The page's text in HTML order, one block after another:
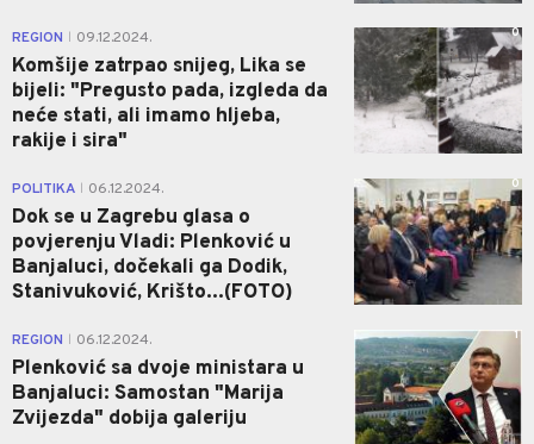
REGION 09.12.2024.
Komšije zatrpao snijeg, Lika se
bijeli: "Pregusto pada, izgleda da
neće stati, ali imamo hljeba,
rakije i sira"
0
POLITIKA 06.12.2024.
Dok se u Zagrebu glasa o
povjerenju Vladi: Plenković u
Banjaluci, dočekali ga Dodik,
Stanivuković, Krišto...(FOTO)
0
REGION 06.12.2024.
Plenković sa dvoje ministara u
Banjaluci: Samostan "Marija
Zvijezda" dobija galeriju
1